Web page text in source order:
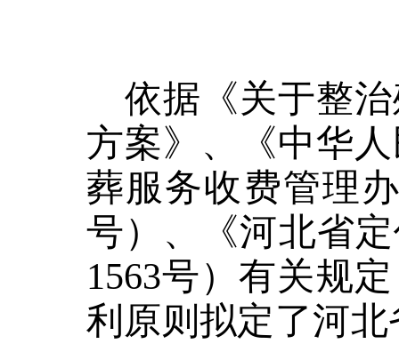
依据《关于整
方案》、
《中华
葬服务收费管理
号）、《河北省
1563号）有关规
利原则拟定了河北